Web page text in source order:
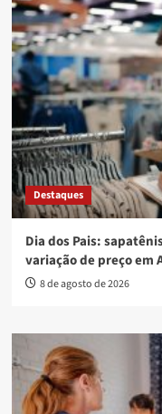
Destaques
Dia dos Pais:
variação de preço em
8 de agosto de 2026